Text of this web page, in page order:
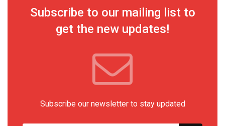
Subscribe to our mailing list to
get the new updates!
Subscribe our newsletter to stay updated